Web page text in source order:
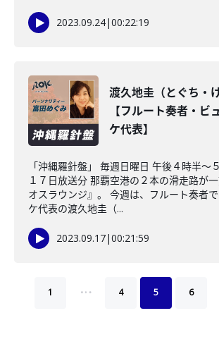
2023.09.24|00:22:19
渡久地圭（とぐち・
【フルート奏者・ビ
ケ代表】
「沖縄羅針盤」 毎週日曜日 午後４時半～
１７日放送分 那覇空港の２本の滑走路が
オスラウンジ』。 今週は、フルート奏者
ケ代表の渡久地圭（...
2023.09.17|00:21:59
1 … 4 5 6